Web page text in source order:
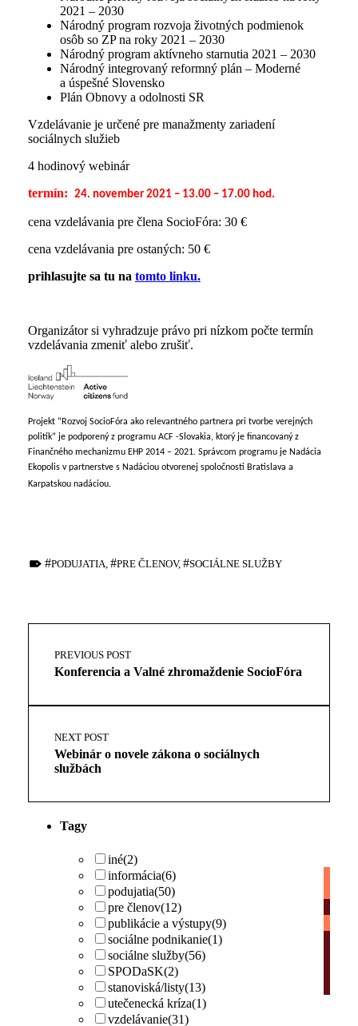
2021 – 2030
Národný program rozvoja životných podmienok
osôb so ZP na roky 2021 – 2030
Národný program aktívneho starnutia 2021 – 2030
Národný integrovaný reformný plán – Moderné
a úspešné Slovensko
Plán Obnovy a odolnosti SR
Vzdelávanie je určené pre manažmenty zariadení
sociálnych služieb
4 hodinový webinár
termín: 24. november 2021 – 13.00 – 17.00 hod.
cena vzdelávania pre člena SocioFóra: 30 €
cena vzdelávania pre ostaných: 50 €
prihlasujte sa tu na tomto linku.
Organizátor si vyhradzuje právo pri nízkom počte termín
vzdelávania zmeniť alebo zrušiť.
Projekt “Rozvoj SocioFóra ako relevantného partnera pri tvorbe verejných
politík” je podporený z programu ACF -Slovakia, ktorý je financovaný z
Finančného mechanizmu EHP 2014 – 2021. Správcom programu je Nadácia
Ekopolis v partnerstve s Nadáciou otvorenej spoločnosti Bratislava a
Karpatskou nadáciou.
TAGGED AS:
PODUJATIA, PRE ČLENOV, SOCIÁLNE SLUŽBY
main
navigation
PREVIOUS POST
Konferencia a Valné zhromaždenie SocioFóra
NEXT POST
Webinár o novele zákona o sociálnych
službách
Tagy
iné(2)
informácia(6)
podujatia(50)
pre členov(12)
publikácie a výstupy(9)
sociálne podnikanie(1)
sociálne služby(56)
SPODaSK(2)
stanoviská/listy(13)
utečenecká kríza(1)
vzdelávanie(31)